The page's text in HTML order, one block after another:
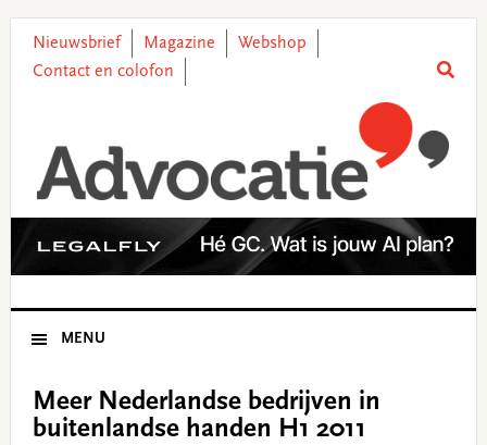
primary
main
primary
footer
Nieuwsbrief Magazine
Webshop
Contact en colofon
MENU
Meer Nederlandse bedrijven in
buitenlandse handen H1 2011